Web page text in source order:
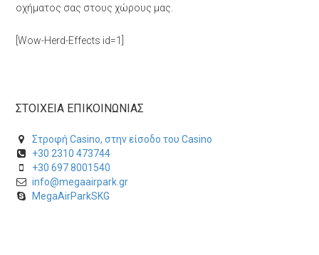
οχήματος σας στους χώρους μας.
[Wow-Herd-Effects id=1]
ΣΤΟΙΧΕΙΑ ΕΠΙΚΟΙΝΩΝΙΑΣ
Στροφή Casino, στην είσοδο του Casino
+30 2310 473744
+30 697 8001540
info@megaairpark.gr
MegaAirParkSKG